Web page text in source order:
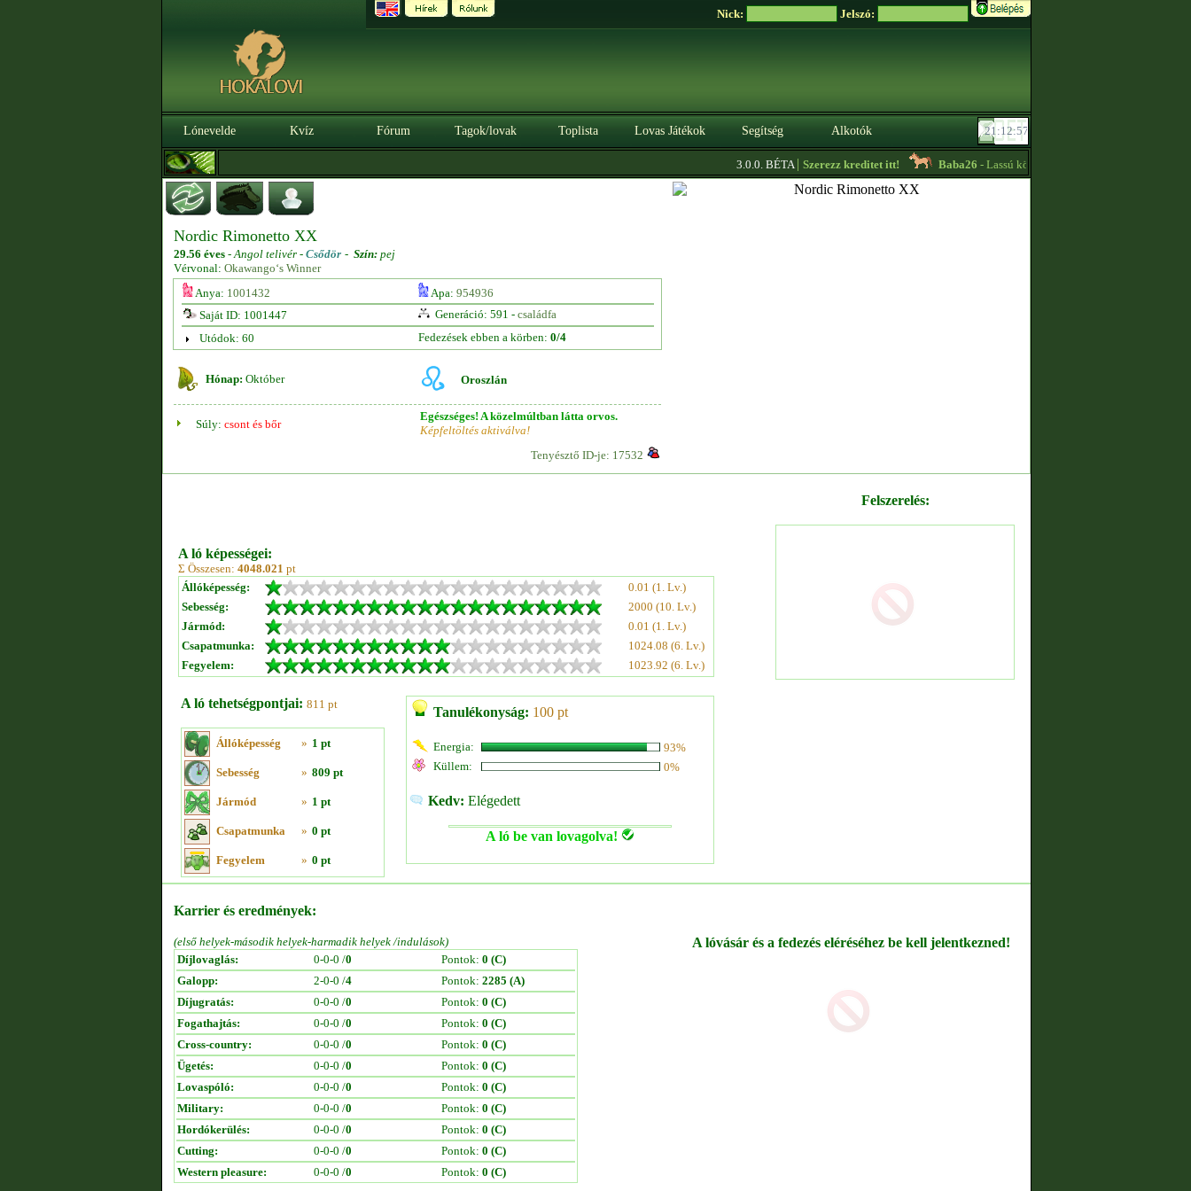
Nick: Jelszó:
Lónevelde Kvíz Fórum Tagok/lovak Toplista Lovas Játékok Segítség Alkotók
3.0.0. BÉTA|Szerezz kreditet itt! Baba26- Lassú körös edzőt keresek sürgősen!! -
Nordic Rimonetto XX
29.56 éves -Angol telivér - Csődör - Szín: pej
Vérvonal: Okawango‘s Winner
Anya: 1001432 Apa: 954936
Saját ID: 1001447
Generáció: 591 - családfa
Utódok: 60
Fedezések ebben a körben: 0/4
Hónap: Október Oroszlán
Súly: csont és bőr
Egészséges! A közelmúltban látta orvos.
Képfeltöltés aktiválva!
Tenyésztő ID-je: 17532
A ló képességei:
Σ Összesen: 4048.021 pt
Állóképesség:
0.01 (1. Lv.)
Sebesség:
2000 (10. Lv.)
Jármód:
0.01 (1. Lv.)
Csapatmunka:
1024.08 (6. Lv.)
Fegyelem:
1023.92 (6. Lv.)
A ló tehetségpontjai: 811 pt
Állóképesség » 1 pt
Sebesség » 809 pt
Jármód » 1 pt
Csapatmunka » 0 pt
Fegyelem » 0 pt
Tanulékonyság: 100 pt
Energia:
93%
Küllem:
0%
Kedv: Elégedett
A ló be van lovagolva!
Felszerelés:
Karrier és eredmények:
(első helyek-második helyek-harmadik helyek /indulások)
Díjlovaglás:
0-0-0 /0 Pontok: 0 (C)
Galopp:
2-0-0 /4 Pontok: 2285 (A)
Díjugratás:
0-0-0 /0 Pontok: 0 (C)
Fogathajtás:
0-0-0 /0 Pontok: 0 (C)
Cross-country:
0-0-0 /0 Pontok: 0 (C)
Ügetés:
0-0-0 /0 Pontok: 0 (C)
Lovaspóló:
0-0-0 /0 Pontok: 0 (C)
Military:
0-0-0 /0 Pontok: 0 (C)
Hordókerülés:
0-0-0 /0 Pontok: 0 (C)
Cutting:
0-0-0 /0 Pontok: 0 (C)
Western pleasure:
0-0-0 /0 Pontok: 0 (C)
A lóvásár és a fedezés eléréséhez be kell jelentkezned!